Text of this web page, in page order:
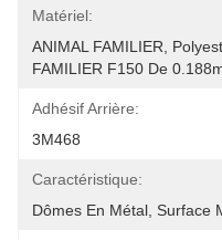
Matériel:
ANIMAL FAMILIER,
FAMILIER F150 De
Adhésif Arrière:
3M468
Caractéristique:
Dômes En Métal, Surface